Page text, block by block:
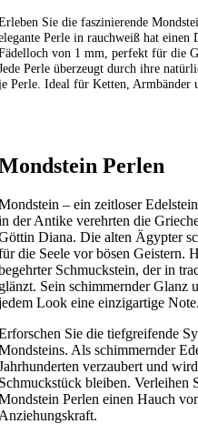
Sie die faszinierende
Perle in rauchweiß hat einen
von 1 mm, perfekt für die
Perle überzeugt durch ihre
Perle. Ideal für Ketten, Armbänder
Perlen
– ein zeitloser
der Antike verehrten die
Diana. Die alten Ägypter
die Seele vor bösen Geistern.
Schmuckstein, der in
Sein schimmernder Glanz
Look eine einzigartige Note.
Sie die tiefgreifende
Als schimmernder
verzaubert und
bleiben. Verleihen
Perlen einen Hauch